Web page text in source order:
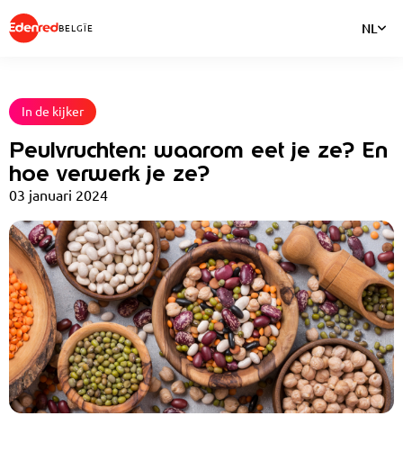
BELGÏE NL
In de kijker
Peulvruchten: waarom eet je ze? En
hoe verwerk je ze?
03 januari 2024